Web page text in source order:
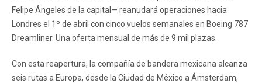
Felipe Ángeles de la capital— reanudará operaciones hacia
Londres el 1º de abril con cinco vuelos semanales en Boeing 787
Dreamliner. Una oferta mensual de más de 9 mil plazas.
Con esta reapertura, la compañía de bandera mexicana alcanza
seis rutas a Europa, desde la Ciudad de México a Ámsterdam,